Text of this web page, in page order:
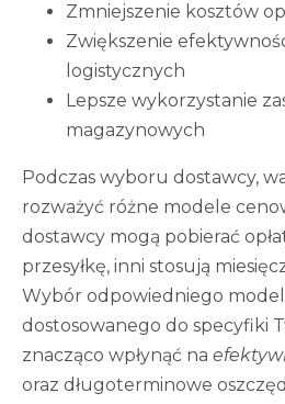
Zmniejszenie kosztów
Zwiększenie
logistycznych
Lepsze wykorzystanie
magazynowych
Podczas wyboru dostawcy,
rozważyć różne modele
dostawcy mogą pobierać
przesyłkę, inni stosują
Wybór odpowiedniego
dostosowanego do specyfiki
znacząco wpłynąć na
oraz długoterminowe